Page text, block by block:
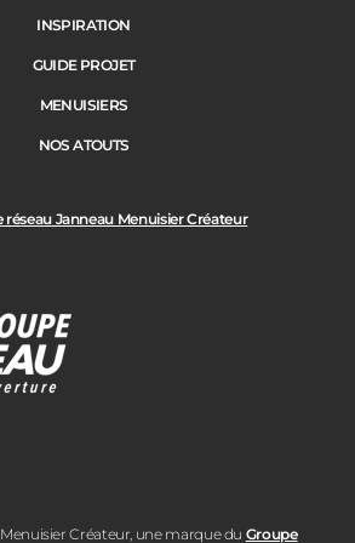
réseau Janneau Menuisier Créateur
Créateur, une marque du Groupe
INSPIRATION
GUIDE PROJET
MENUISIERS
NOS ATOUTS